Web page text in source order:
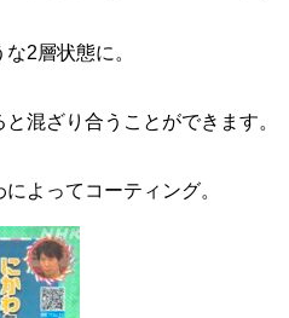
2層状態に。
混ざり合うことができます。
よってコーティング。